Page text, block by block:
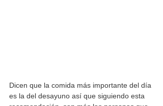
Dicen que la comida más importante del día
es la del desayuno así que siguiendo esta